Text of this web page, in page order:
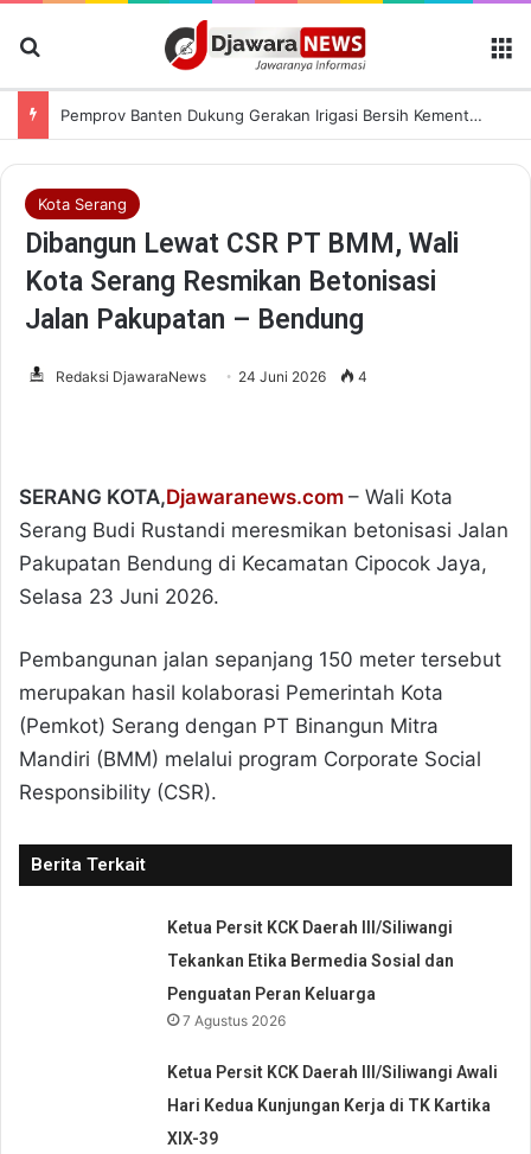
Pemprov Banten Dukung Gerakan Irigasi Bersih Kementerian Pekerjaan Umum
Kota Serang
Dibangun Lewat CSR PT BMM, Wali
Kota Serang Resmikan Betonisasi
Jalan Pakupatan – Bendung
Redaksi DjawaraNews 24 Juni 2026 4
SERANG KOTA,Djawaranews.com – Wali Kota
Serang Budi Rustandi meresmikan betonisasi Jalan
Pakupatan Bendung di Kecamatan Cipocok Jaya,
Selasa 23 Juni 2026.
Pembangunan jalan sepanjang 150 meter tersebut
merupakan hasil kolaborasi Pemerintah Kota
(Pemkot) Serang dengan PT Binangun Mitra
Mandiri (BMM) melalui program Corporate Social
Responsibility (CSR).
Berita Terkait
Ketua Persit KCK Daerah III/Siliwangi
Tekankan Etika Bermedia Sosial dan
Penguatan Peran Keluarga
7 Agustus 2026
Ketua Persit KCK Daerah III/Siliwangi Awali
Hari Kedua Kunjungan Kerja di TK Kartika
XIX-39